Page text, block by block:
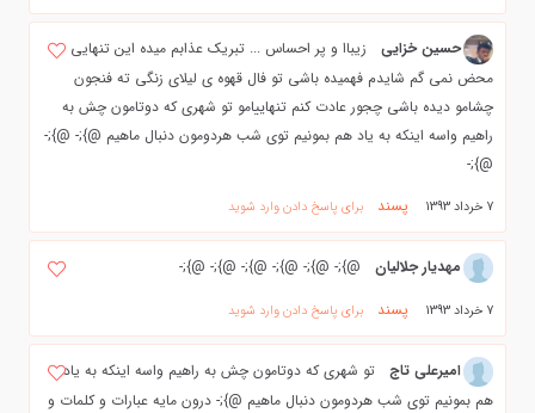
حسین خزایی
زیباا و پر احساس ... تبریک عذابم میده این تنهایی
محض نمی گم شایدم فهمیده باشی تو فال قهوه ی لیلای زنگی ته فنجون
چشامو دیده باشی چجور عادت کنم تنهاییامو تو شهری که دوتامون چش به
راهیم واسه اینکه به یاد هم بمونیم توی شب هردومون دنبال ماهیم @};- @};-
@};-
7 خرداد 1393 پسند برای پاسخ دادن وارد شوید
مهدیار جلالیان @};- @};- @};- @};- @};- @};-
7 خرداد 1393 پسند برای پاسخ دادن وارد شوید
امیرعلی تاج
تو شهری که دوتامون چش به راهیم واسه اینکه به یاد
هم بمونیم توی شب هردومون دنبال ماهیم @};- درون مایه عبارات و کلمات و